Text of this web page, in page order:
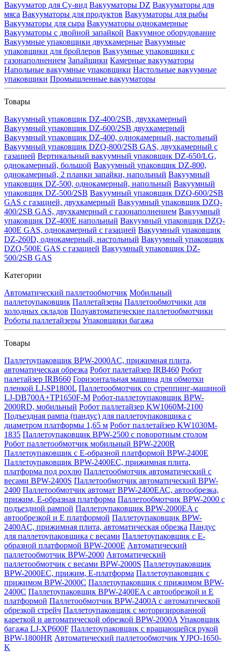
Вакууматор для Су-вид Вакууматоры DZ Вакууматоры для
мяса Вакууматоры для продуктов Вакууматоры для рыбы
Вакууматоры для сыра Вакууматоры однокамерные
Вакууматоры с двойной запайкой Вакуумное оборудование
Вакуумные упаковщики двухкамерные Вакуумные
упаковщики для бройлеров Вакуумные упаковщики с
газонаполнением Запайщики Камерные вакууматоры
Напольные вакуумные упаковщики Настольные вакуумные
упаковщики Промышленные вакууматоры
Товары
Вакуумный упаковщик DZ-400/2SB, двухкамерный
Вакуумный упаковщик DZ-600/2SB двухкамерный
Вакуумный упаковщик DZ-400, однокамерный, настольный
Вакуумный упаковщик DZQ-800/2SB GAS, двухкамерный с
газацией Вертикальный вакуумный упаковщик DZ-650/LG,
однокамерный, большой Вакуумный упаковщик DZ-800,
однокамерный, 2 планки запайки, напольный Вакуумный
упаковщик DZ-500, однокамерный, напольный Вакуумный
упаковщик DZ-500/2SB Вакуумный упаковщик DZQ-600/2SB
GAS с газацией, двухкамерный Вакуумный упаковщик DZQ-
400/2SB GAS, двухкамерный с газонаполнением Вакуумный
упаковщик DZ-400E напольный Вакуумный упаковщик DZQ-
400E GAS, однокамерный с газацией Вакуумный упаковщик
DZ-260D, однокамерный, настольный Вакуумный упаковщик
DZQ-500E GAS с газацией Вакуумный упаковщик DZ-
500/2SB GAS
Категории
Автоматический паллетообмотчик Мобильный
паллетоупаковщик Паллетайзеры Паллетообмотчики для
холодных складов Полуавтоматические паллетообмотчики
Роботы паллетайзеры Упаковщики багажа
Товары
Паллетоупаковщик BPW-2000AC, прижимная плита,
автоматическая обрезка Робот палетайзер IRB460 Робот
палетайзер IRB660 Горизонтальная машина для обмотки
пленкой LJ-SP1800L Паллетообмотчик со стреппинг-машиной
LJ-DB700A+TP1650F-M Робот-паллетоупаковщик BPW-
2000RD, мобильный Робот паллетайзер KW1060M-2100
Подъездная рампа (пандус) для паллетоупаковщика с
диаметром платформы 1,65 м Робот паллетайзер KW1030M-
1835 Паллетоупаковщик BPW-2500 с поворотным столом
Робот паллетообмотчик мобильный BPW-2200R
Паллетоупаковщик с Е-образной платформой BPW-2400E
Паллетоупаковщик BPW-2400EC, прижимная плита,
платформа под рохлю Паллетообмотчик автоматический с
весами BPW-2400S Паллетообмотчик автоматический BPW-
2400 Паллетообмотчик автомат BPW-2400ЕАС, автообрезка,
прижим, Е-образная платформа Паллетообмотчик BPW-2000 с
подъездной рампой Паллетоупаковщик BPW-2000EA с
автообрезкой и Е платформой Паллетоупаковщик BPW-
2400AC, прижимная плита, автоматическая обрезка Пандус
для паллетоупаковщика с весами Паллетоупаковщик с Е-
образной платформой BPW-2000E Автоматический
паллетообмотчик BPW-2000 Автоматический
паллетообмотчик с весами BPW-2000S Паллетоупаковщик
BPW-2000EC, прижим, Е-платформа Паллетоупаковщик с
прижимом BPW-2000C Паллетоупаковщик с прижимом BPW-
2400C Паллетоупаковщик BPW-2400EA с автообрезкой и Е
платформой Паллетообмотчик BPW-2400A с автоматической
обрезкой стрейч Паллетоупаковщик с моторизированной
кареткой и автоматической обрезкой BPW-2000A Упаковщик
багажа LJ-XP600F Паллетоупаковщик с вращающейся рукой
BPW-1800HR Автоматический паллетообмотчик YJPO-1650-
K